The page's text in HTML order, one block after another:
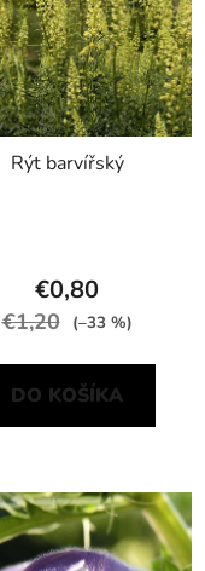
Rýt barvířský
€0,80
€1,20 (–33 %)
DO KOŠÍKA